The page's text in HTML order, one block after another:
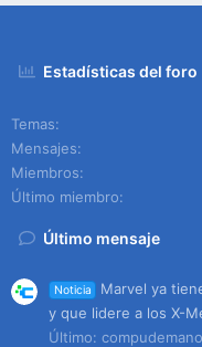
Estadísticas del foro
Temas
Mensajes
Miembros
Último miembro
Último mensaje
Noticia
Marvel ya
y que lidere a los X-
Último: compudemano